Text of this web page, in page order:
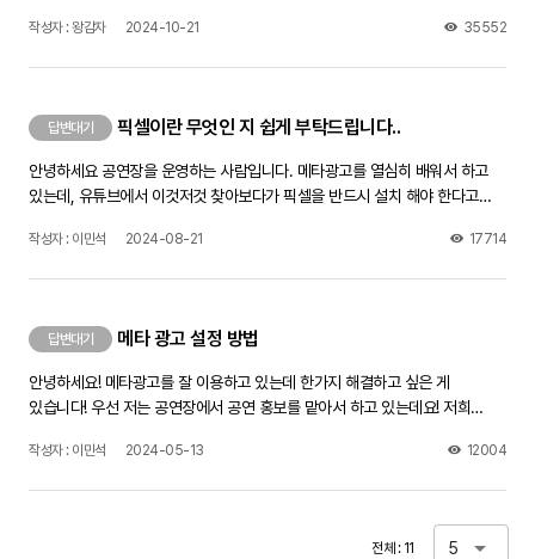
분들처럼 로그인 없이 저희 트위터를 볼 수 있게 하는법이 궁금합니다.
작성자 : 왕감자 2024-10-21 35552
답변대기 픽셀이란 무엇인 지 쉽게 부탁드립니다..
안녕하세요 공연장을 운영하는 사람입니다. 메타광고를 열심히 배워서 하고
있는데, 유튜브에서 이것저것 찾아보다가 픽셀을 반드시 설치 해야 한다고
픽셀을 쉽게 말해서 설명 부탁드립니다. 그리고, 저 같은 경우에는 메타 광고를
작성자 : 이민석 2024-08-21 17714
답변대기 메타 광고 설정 방법
안녕하세요! 메타광고를 잘 이용하고 있는데 한가지 해결하고 싶은 게
있습니다! 우선 저는 공연장에서 공연 홍보를 맡아서 하고 있는데요! 저희
방법을 말씀 드리면, 늘 저는 처음에 트래픽으로 설정을 하고 지역도
작성자 : 이민석 2024-05-13 12004
전체 : 11 5